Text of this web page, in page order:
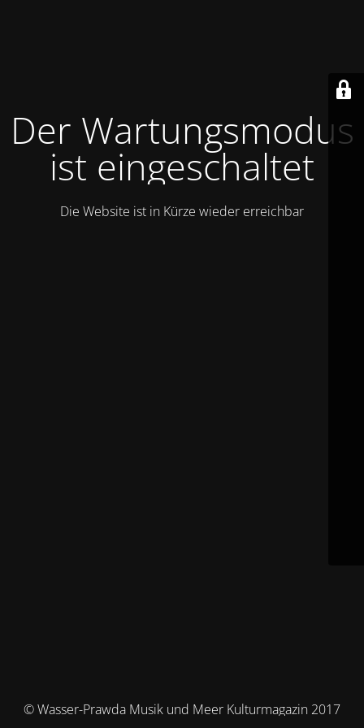
Der Wartungsmodus
ist eingeschaltet
Die Website ist in Kürze wieder erreichbar
© Wasser-Prawda Musik und Meer Kulturmagazin 2017